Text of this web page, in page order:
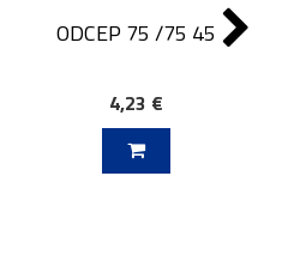
ODCEP 75 /75 45
4,23 €